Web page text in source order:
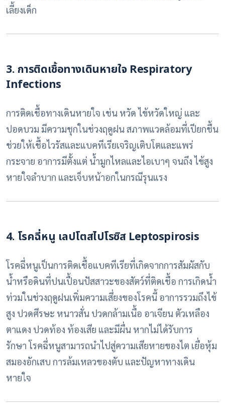
เลี้ยงเด็ก
3. การติดเชื้อทางเดินหายใจ Respiratory
Infections
การติดเชื้อทางเดินหายใจ เช่น หวัด ไข้หวัดใหญ่ และ
ปอดบวม มีความชุกในช่วงฤดูฝน สภาพแวดล้อมที่เปียกชื้น
ช่วยให้เชื้อไวรัสและแบคทีเรียเจริญเติบโตและแพร่
กระจาย อาการมีตั้งแต่ น้ำมูกไหลและไอเบาๆ จนถึง ไข้สูง
หายใจลำบาก และเจ็บหน้าอกในกรณีรุนแรง
4. โรคฉี่หนู เลปโตสไปโรซิส Leptospirosis
โรคฉี่หนูเป็นการติดเชื้อแบคทีเรียที่เกิดจากการสัมผัสกับ
น้ำหรือดินที่ปนเปื้อนปัสสาวะของสัตว์ที่ติดเชื้อ การเกิดน้ำ
ท่วมในช่วงฤดูฝนเพิ่มความเสี่ยงของโรคนี้ อาการรวมถึงไข้
สูง ปวดศีรษะ หนาวสั่น ปวดกล้ามเนื้อ อาเจียน ตัวเหลือง
ตาแดง ปวดท้อง ท้องเสีย และมีผื่น หากไม่ได้รับการ
รักษาโรคฉี่หนูสามารถนำไปสู่ความเสียหายของไต เยื่อหุ้ม
สมองอักเสบ การล้มเหลวของตับ และปัญหาทางเดิน
หายใจ